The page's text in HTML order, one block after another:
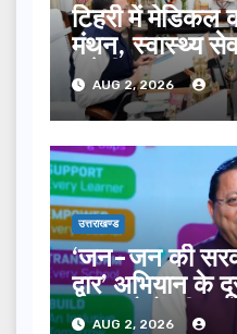
टिहरी में मेडिकल
मंथन, स्वास्थ्य
करेगी सरकार:
AUG 2, 2026
उत्तराखण्ड
‘जन-जन की
द्वार’ अभियान
लाख लोगों की
AUG 2, 2026